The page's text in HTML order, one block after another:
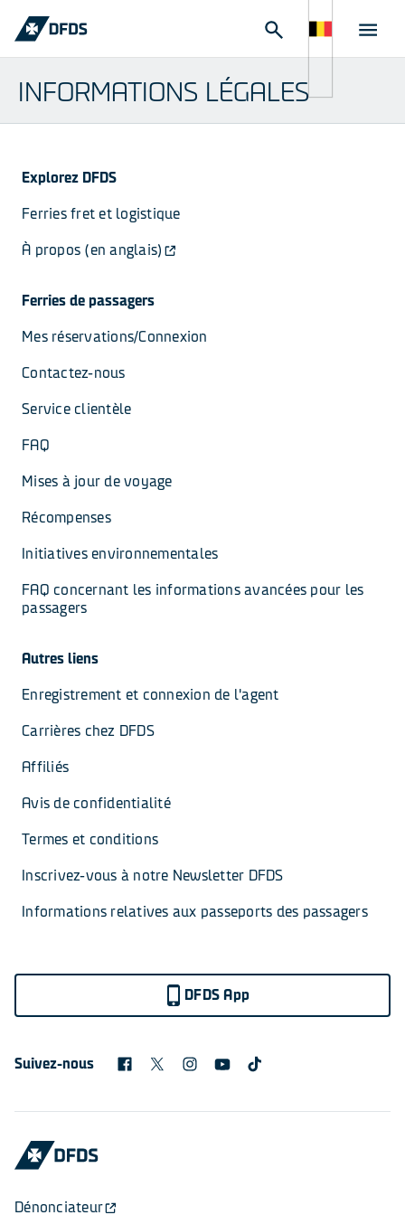
INFORMATIONS LÉGALES
Explorez DFDS
Ferries fret et logistique
À propos (en anglais)
Ferries de passagers
Mes réservations/Connexion
Contactez-nous
Service clientèle
FAQ
Mises à jour de voyage
Récompenses
Initiatives environnementales
FAQ concernant les informations avancées pour les
passagers
Autres liens
Enregistrement et connexion de l'agent
Carrières chez DFDS
Affiliés
Avis de confidentialité
Termes et conditions
Inscrivez-vous à notre Newsletter DFDS
Informations relatives aux passeports des passagers
DFDS App
Suivez-nous
Dénonciateur